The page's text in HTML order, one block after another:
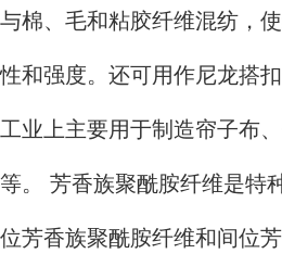
与棉、毛和粘胶纤维混纺，
性和强度。还可用作尼龙搭
工业上主要用于制造帘子布
等。 芳香族聚酰胺纤维是特
位芳香族聚酰胺纤维和间位